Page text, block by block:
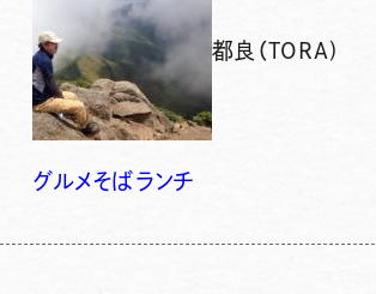
都良（TORA)
グルメそばランチ